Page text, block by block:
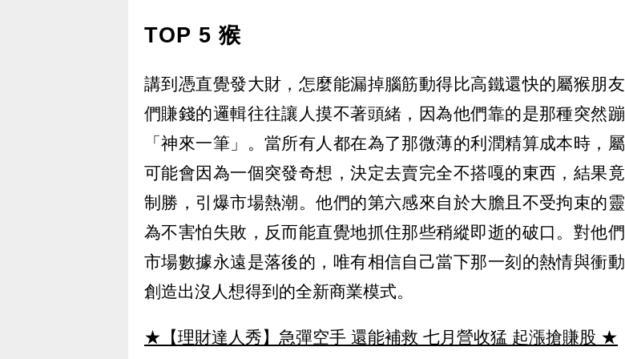
TOP 5 猴
講到憑直覺發大財，怎麼能漏掉腦筋動得比高鐵還快的屬猴朋
們賺錢的邏輯往往讓人摸不著頭緒，因為他們靠的是那種突然
「神來一筆」。當所有人都在為了那微薄的利潤精算成本時，
可能會因為一個突發奇想，決定去賣完全不搭嘎的東西，結果
制勝，引爆市場熱潮。他們的第六感來自於大膽且不受拘束的
為不害怕失敗，反而能直覺地抓住那些稍縱即逝的破口。對他們
市場數據永遠是落後的，唯有相信自己當下那一刻的熱情與衝
創造出沒人想得到的全新商業模式。
★【理財達人秀】急彈空手 還能補救 七月營收猛 起漲搶賺股 ★